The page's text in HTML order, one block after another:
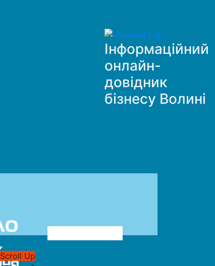
Інформаційний
онлайн-
довідник
бізнесу Волині
Scroll Up